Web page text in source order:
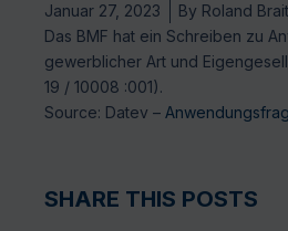
Januar 27, 2023 By Roland
Das BMF hat ein Schreiben zu
gewerblicher Art und
19 / 10008 :001).
Source: Datev –
SHARE THIS POSTS